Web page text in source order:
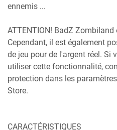
ennemis ...
ATTENTION! BadZ
Cependant, il est également
de jeu pour de l'argent réel. Si
utiliser cette fonctionnalité,
protection dans les
Store.
CARACTÉRISTIQUES